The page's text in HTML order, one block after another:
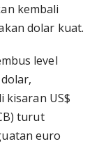
kembali
dolar kuat.
level
kisaran US$
turut
euro